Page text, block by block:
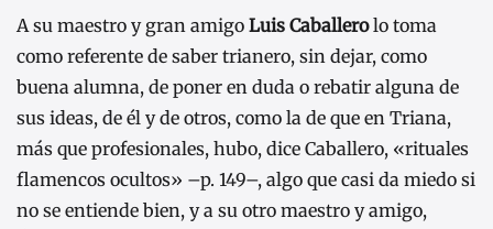
A su maestro y gran amigo Luis Caballerolo toma
como referente de saber trianero, sin dejar, como
buena alumna, de poner en duda o rebatir alguna de
sus ideas, de él y de otros, como la de que en Triana,
más que profesionales, hubo, dice Caballero, «rituales
flamencos ocultos» –p. 149–, algo que casi da miedo si
no se entiende bien, y a su otro maestro y amigo,